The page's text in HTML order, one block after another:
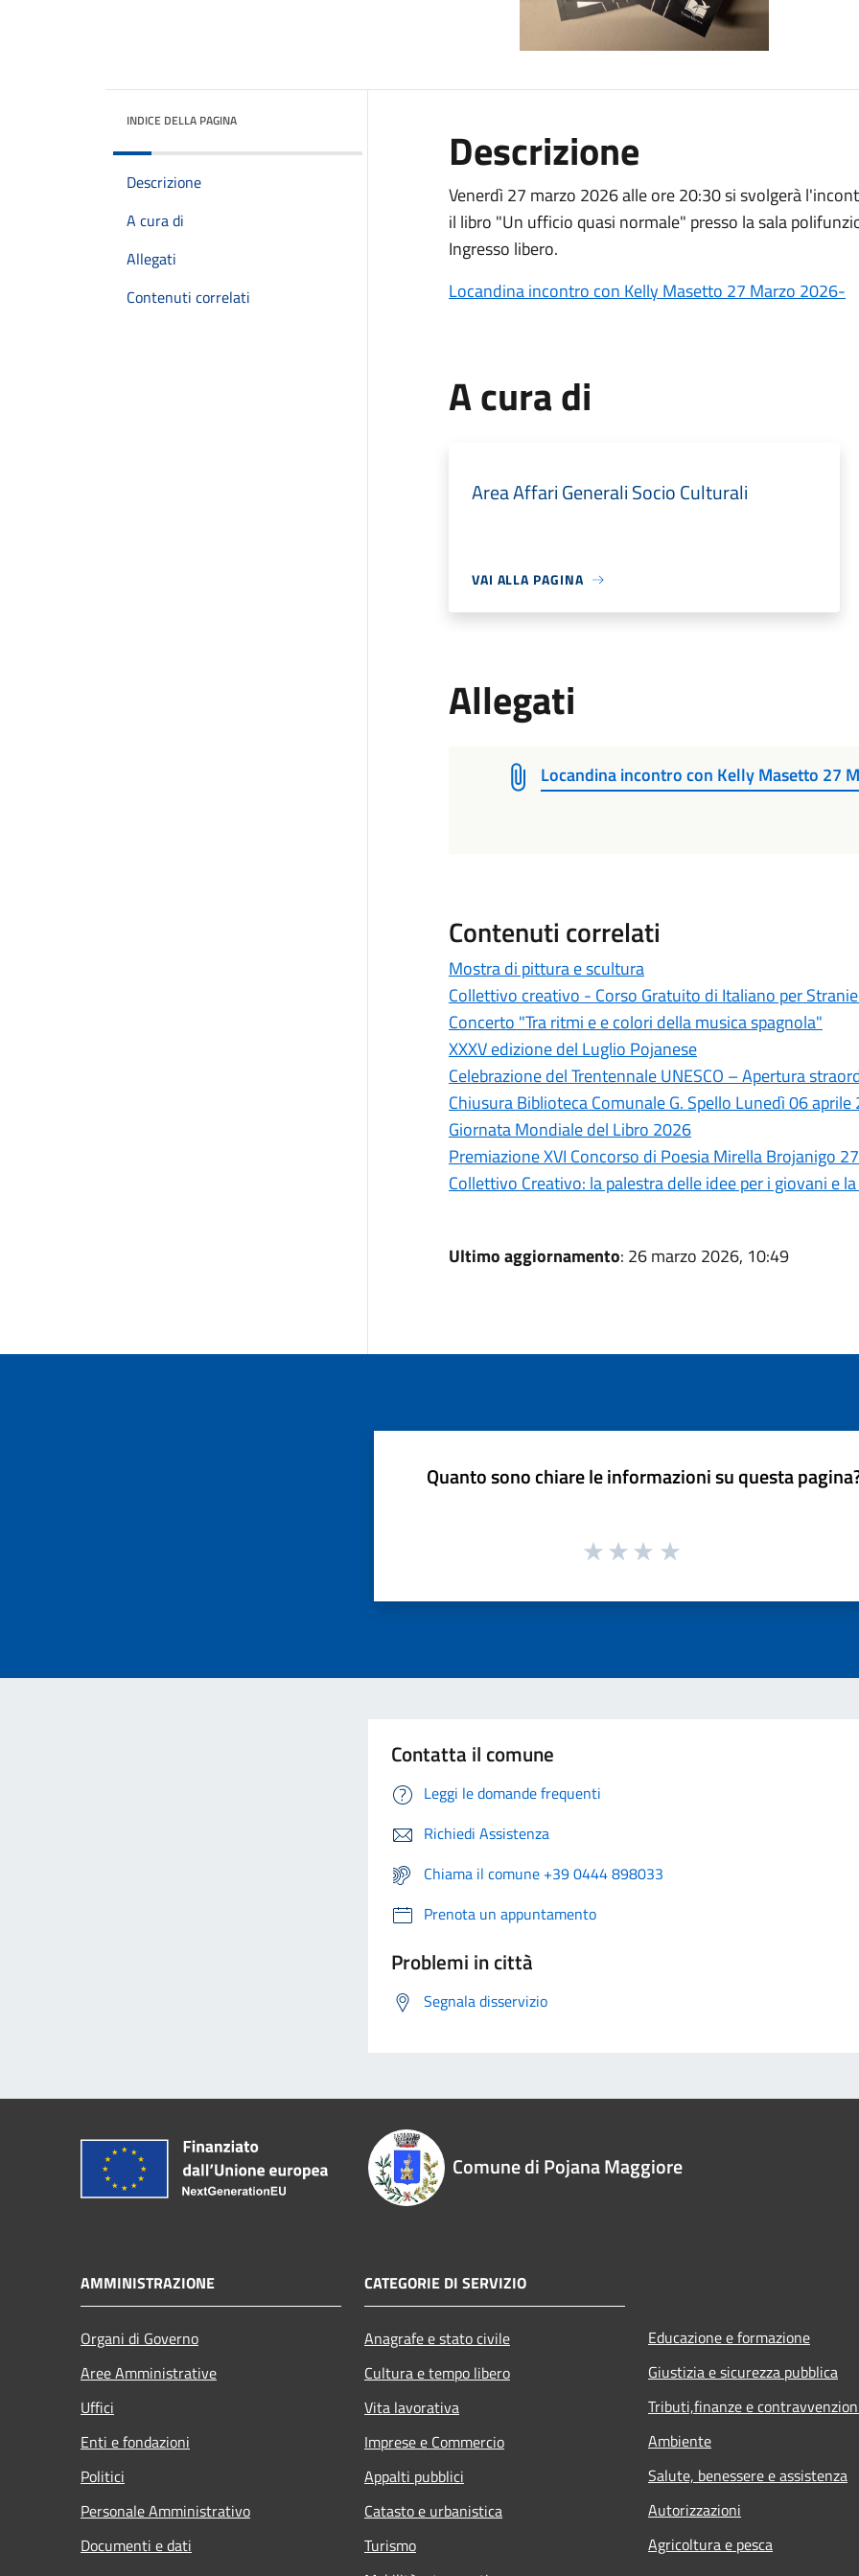
INDICE DELLA PAGINA
Descrizione
A cura di
Allegati
Contenuti correlati
Descrizione
Venerdì 27 marzo 2026 alle ore 20:30 si svolgerà
il libro "Un ufficio quasi normale" presso la sala
Ingresso libero.
Locandina incontro con Kelly Masetto 27 Marzo 2026-
A cura di
Area Affari Generali Socio Culturali
VAI ALLA PAGINA
Allegati
Locandina incontro con Kelly Masetto 27
Contenuti correlati
Mostra di pittura e scultura
Collettivo creativo - Corso Gratuito di Italiano per
Concerto "Tra ritmi e e colori della musica spagnola"
XXXV edizione del Luglio Pojanese
Celebrazione del Trentennale UNESCO – Apertura
Chiusura Biblioteca Comunale G. Spello Lunedì 06 aprile
Giornata Mondiale del Libro 2026
Premiazione XVI Concorso di Poesia Mirella Brojanigo
Collettivo Creativo: la palestra delle idee per i giovani e
Ultimo aggiornamento: 26 marzo 2026, 10:49
Quanto sono chiare le informazioni su questa
Contatta il comune
Leggi le domande frequenti
Richiedi Assistenza
Chiama il comune +39 0444 898033
Prenota un appuntamento
Problemi in città
Segnala disservizio
Comune di Pojana Maggiore
AMMINISTRAZIONE
Organi di Governo
Aree Amministrative
Uffici
Enti e fondazioni
Politici
Personale Amministrativo
Documenti e dati
CATEGORIE DI SERVIZIO
Anagrafe e stato civile
Cultura e tempo libero
Vita lavorativa
Imprese e Commercio
Appalti pubblici
Catasto e urbanistica
Turismo
Educazione e formazione
Giustizia e sicurezza pubblica
Tributi,finanze e
Ambiente
Salute, benessere e assistenza
Autorizzazioni
Agricoltura e pesca